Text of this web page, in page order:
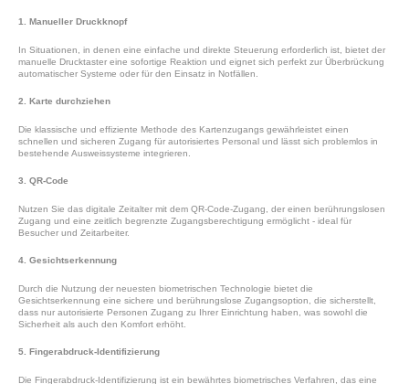
1. Manueller Druckknopf
In Situationen, in denen eine einfache und direkte Steuerung erforderlich ist, bietet der
manuelle Drucktaster eine sofortige Reaktion und eignet sich perfekt zur Überbrückung
automatischer Systeme oder für den Einsatz in Notfällen.
2. Karte durchziehen
Die klassische und effiziente Methode des Kartenzugangs gewährleistet einen
schnellen und sicheren Zugang für autorisiertes Personal und lässt sich problemlos in
bestehende Ausweissysteme integrieren.
3. QR-Code
Nutzen Sie das digitale Zeitalter mit dem QR-Code-Zugang, der einen berührungslosen
Zugang und eine zeitlich begrenzte Zugangsberechtigung ermöglicht - ideal für
Besucher und Zeitarbeiter.
4. Gesichtserkennung
Durch die Nutzung der neuesten biometrischen Technologie bietet die
Gesichtserkennung eine sichere und berührungslose Zugangsoption, die sicherstellt,
dass nur autorisierte Personen Zugang zu Ihrer Einrichtung haben, was sowohl die
Sicherheit als auch den Komfort erhöht.
5. Fingerabdruck-Identifizierung
Die Fingerabdruck-Identifizierung ist ein bewährtes biometrisches Verfahren, das eine